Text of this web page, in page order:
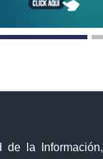
de la Información,